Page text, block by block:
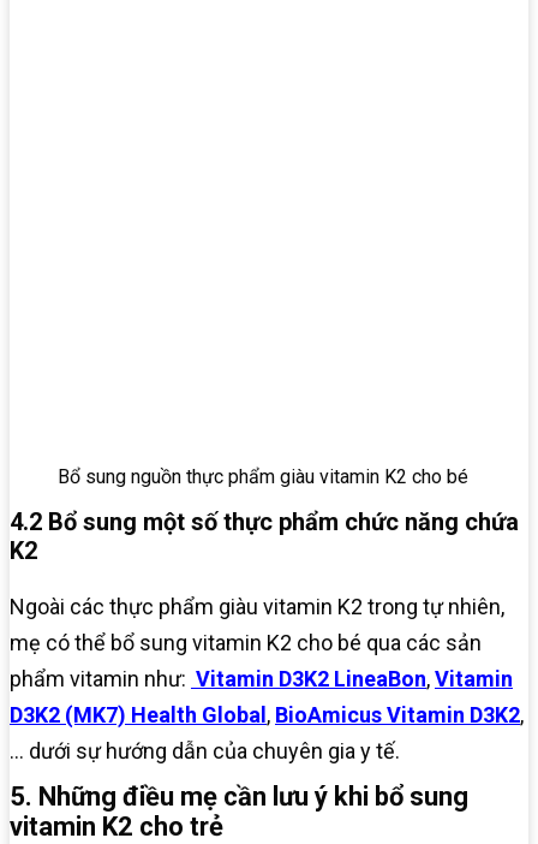
Bổ sung nguồn thực phẩm giàu vitamin K2 cho bé
4.2 Bổ sung một số thực phẩm chức năng chứa
K2
Ngoài các thực phẩm giàu vitamin K2 trong tự nhiên,
mẹ có thể bổ sung vitamin K2 cho bé qua các sản
phẩm vitamin như: Vitamin D3K2 LineaBon,Vitamin
D3K2 (MK7) Health Global , BioAmicus Vitamin D3K2,
… dưới sự hướng dẫn của chuyên gia y tế.
5. Những điều mẹ cần lưu ý khi bổ sung
vitamin K2 cho trẻ